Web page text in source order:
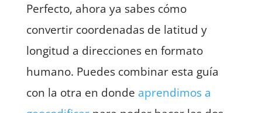
Perfecto, ahora ya sabes cómo
convertir coordenadas de latitud y
longitud a direcciones en formato
humano. Puedes combinar esta guía
con la otra en donde aprendimos a